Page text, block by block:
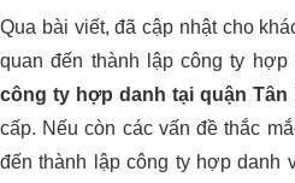
Qua bài viết, đã cập nhật cho
quan đến thành lập công ty
công ty hợp danh tại quận Tân
cấp. Nếu còn các vấn đề thắc
đến thành lập công ty hợp danh